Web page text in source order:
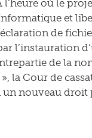
l’heure où le
et
de
l’instauration
de la
la Cour de
un nouveau droit